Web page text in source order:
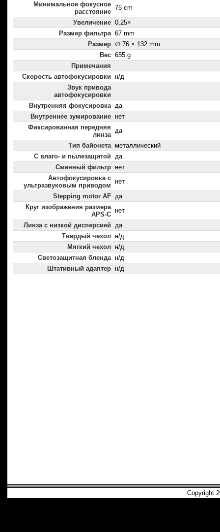
Минимальное фокусное
расстояние
75 cm
Увеличение 0,25×
Размер фильтра 67 mm
Размер ∅ 76 × 132 mm
Вес 655 g
Примечания
Скорость автофокусировки н/д
Звук привода
автофокусировки
Внутренняя фокусировка да
Внутреннее зумирование нет
Фиксированная передняя
линза
да
Тип байонета металлический
С влаго- и пылезащитой да
Сменный фильтр нет
Автофокусировка с
ультразвуковым приводом
нет
Stepping motor AF да
Круг изображения размера
APS-C
нет
Линза с низкой дисперсией да
Твердый чехол н/д
Мягкий чехол н/д
Светозащитная бленда н/д
Штативный адаптер н/д
Copyright